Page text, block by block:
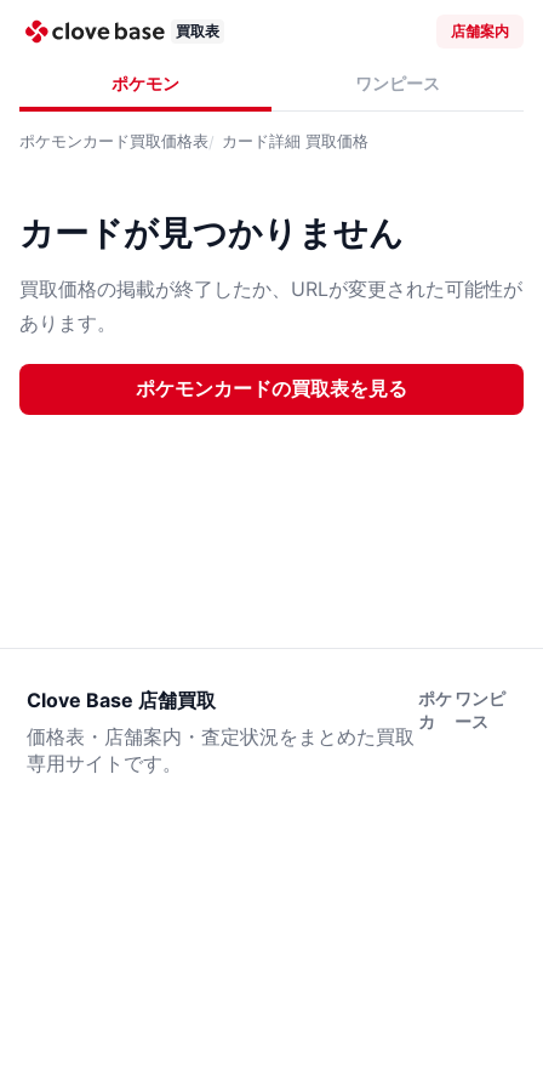
買取表 店舗案内
ポケモン ワンピース
ポケモンカード買取価格表 カード詳細 買取価格
カードが見つかりません
買取価格の掲載が終了したか、URLが変更された可能性が
あります。
ポケモンカードの買取表を見る
Clove Base 店舗買取
価格表・店舗案内・査定状況をまとめた買取
専用サイトです。
ポケ
カ
ワンピ
ース